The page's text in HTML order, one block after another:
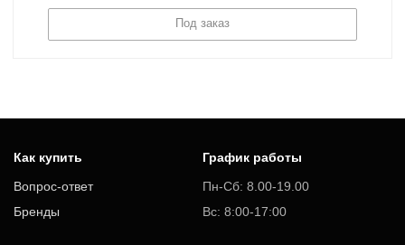
Под заказ
Как купить
Вопрос-ответ
Бренды
График работы
Пн-Сб: 8.00-19.00
Вс: 8:00-17:00